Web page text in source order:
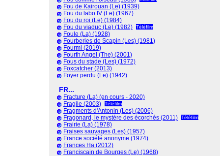
Fou de Kairouan (Le) (1939)
Fou du labo IV (Le) (1967)
Fou du roi (Le) (1984)
Fou du viaduc (Le) (1982)
Téléfilm
Foule (La) (1928)
Fourberies de Scapin (Les) (1981)
Fourmi (2019)
Fourth Angel (The) (2001)
Fous du stade (Les) (1972)
Foxcatcher (2013)
Foyer perdu (Le) (1942)
FR...
Fracture (La) (en cours - 2020)
Fragile (2003)
Téléfilm
Fragments d'Antonin (Les) (2006)
Fragonard, le mystère des écorchés (2011)
Téléfilm
Frairie (La) (1978)
Fraises sauvages (Les) (1957)
France société anonyme (1974)
Frances Ha (2012)
Franciscain de Bourges (Le) (1968)